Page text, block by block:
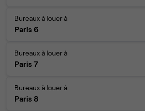
Bureaux à louer à
Paris 6
Bureaux à louer à
Paris 7
Bureaux à louer à
Paris 8